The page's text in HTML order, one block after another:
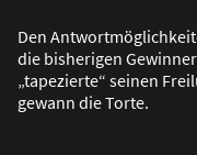
Den
die bisherigen
„tapezierte“ seinen
gewann die Torte.